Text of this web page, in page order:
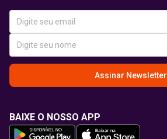
Assinar Newsletter
BAIXE O NOSSO APP